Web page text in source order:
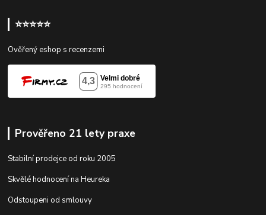
⭐⭐⭐⭐⭐
Ověřený eshop s recenzemi
Prověřeno 21 lety praxe
Stabilní prodejce od roku 2005
Skvělé hodnocení na Heureka
Odstoupeni od smlouvy